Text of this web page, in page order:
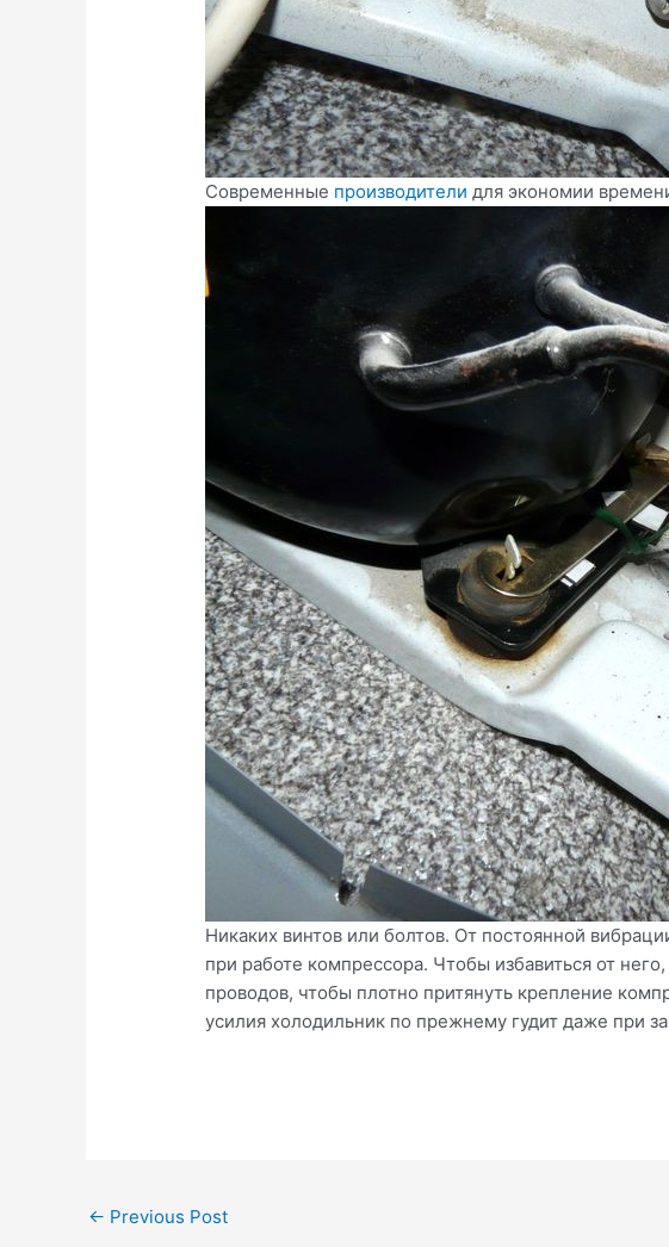
Современные производители для экономии
Никаких винтов или болтов. От постоянной
при работе компрессора. Чтобы избавиться от
проводов, чтобы плотно притянуть крепление
усилия холодильник по прежнему гудит даже при
Post
← Previous Post